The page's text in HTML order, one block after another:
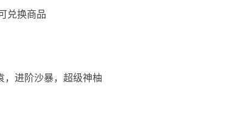
兑换商品
进阶沙暴，超级神柚